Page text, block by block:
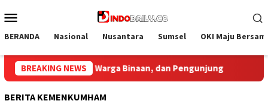
ke
Mobile
BERANDA Nasional Nusantara Sumsel OKI Maju
BREAKING NEWS
Bupati Muba Sambut Aspirasi Santun Gabungan Lembaga
BERITA KEMENKUMHAM